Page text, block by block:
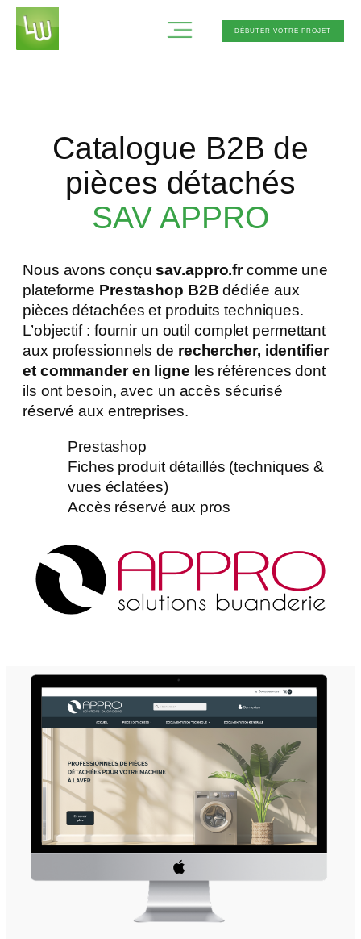
Aller
DÉBUTER VOTRE PROJET
Catalogue B2B de
pièces détachés
SAV APPRO
Nous avons conçusav.appro.frcomme une
plateforme Prestashop B2B dédiée aux
pièces détachées et produits techniques.
L’objectif : fournir un outil complet permettant
aux professionnels de rechercher, identifier
et commander en ligne les références dont
ils ont besoin, avec un accès sécurisé
réservé aux entreprises.
Prestashop
Fiches produit détaillés (techniques &
vues éclatées)
Accès réservé aux pros